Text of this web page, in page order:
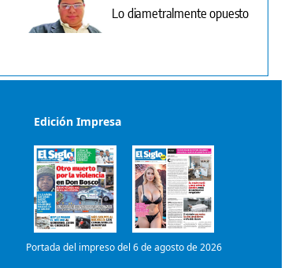
Lo diametralmente opuesto
Edición Impresa
Portada del impreso del 6 de agosto de 2026